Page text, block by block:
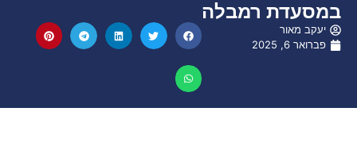
במסעדת רמבלה
יעקב מאור
פברואר 6, 2025